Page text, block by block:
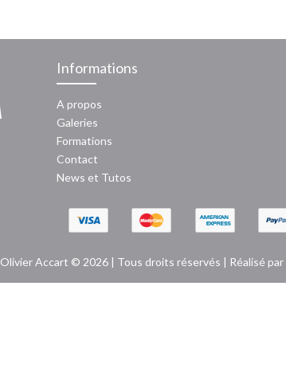
Informations
A propos
Galeries
Formations
Contact
News et Tutos
Olivier Accart © 2026 | Tous droits réservés | Réalisé par